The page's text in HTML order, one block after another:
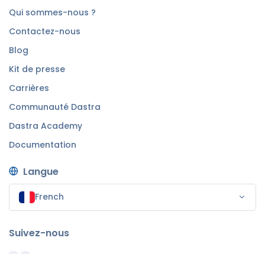
Qui sommes-nous ?
Contactez-nous
Blog
Kit de presse
Carrières
Communauté Dastra
Dastra Academy
Documentation
Langue
French
Suivez-nous